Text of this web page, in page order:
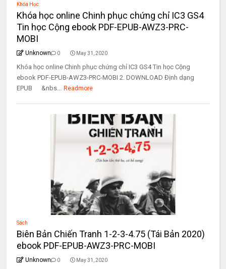
Khóa Học
Khóa học online Chinh phục chứng chỉ IC3 GS4
Tin học Cộng ebook PDF-EPUB-AWZ3-PRC-
MOBI
Unknown 0 May 31, 2020
Khóa học online Chinh phục chứng chỉ IC3 GS4 Tin học Cộng
ebook PDF-EPUB-AWZ3-PRC-MOBI 2. DOWNLOAD Định dạng
EPUB &nbs... Readmore
Sách
Biên Bản Chiến Tranh 1-2-3-4.75 (Tái Bản 2020)
ebook PDF-EPUB-AWZ3-PRC-MOBI
Unknown 0 May 31, 2020